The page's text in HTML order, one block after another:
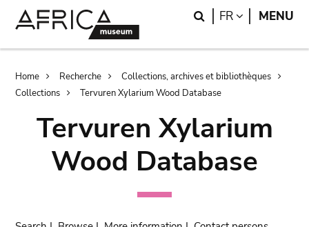
Search
FR LANGUAGE
MENU
Breadcrumb
Home Recherche
Collections, archives et bibliothèques
Collections
Tervuren Xylarium Wood Database
Tervuren Xylarium
Wood Database